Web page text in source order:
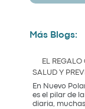
Más Blogs:
EL REGALO
SALUD Y
En Nuevo
es el pilar de
diaria,